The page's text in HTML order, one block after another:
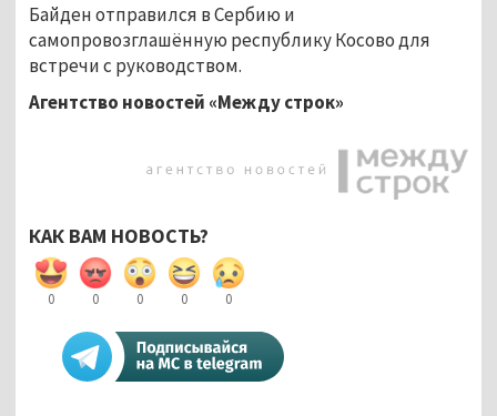
Байден отправился в Сербию и
самопровозглашённую республику Косово для
встречи с руководством.
Агентство новостей «Между строк»
КАК ВАМ НОВОСТЬ?
0 0 0 0 0